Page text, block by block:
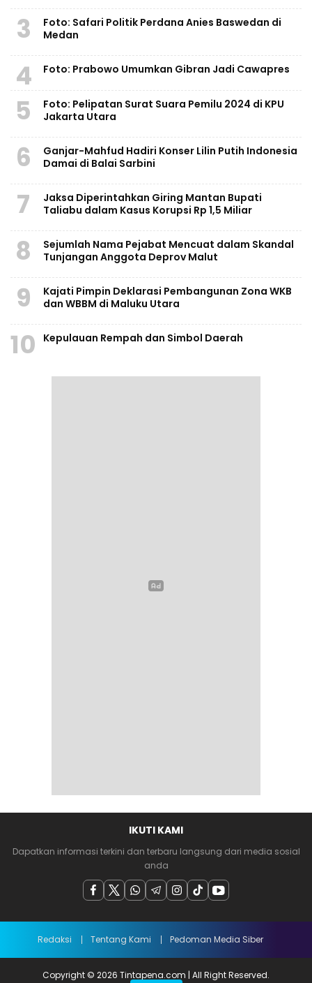
3
Foto: Safari Politik Perdana Anies Baswedan di
Medan
4 Foto: Prabowo Umumkan Gibran Jadi Cawapres
5
Foto: Pelipatan Surat Suara Pemilu 2024 di KPU
Jakarta Utara
6
Ganjar-Mahfud Hadiri Konser Lilin Putih Indonesia
Damai di Balai Sarbini
7
Jaksa Diperintahkan Giring Mantan Bupati
Taliabu dalam Kasus Korupsi Rp 1,5 Miliar
8
Sejumlah Nama Pejabat Mencuat dalam Skandal
Tunjangan Anggota Deprov Malut
9
Kajati Pimpin Deklarasi Pembangunan Zona WKB
dan WBBM di Maluku Utara
10 Kepulauan Rempah dan Simbol Daerah
IKUTI KAMI
Dapatkan informasi terkini dan terbaru langsung dari media sosial
anda
Redaksi Tentang Kami Pedoman Media Siber
Copyright © 2026 Tintapena.com | All Right Reserved.